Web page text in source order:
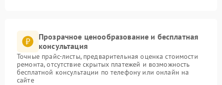
Прозрачное ценообразование и бесплатная
консультация
Точные прайс-листы, предварительная оценка стоимости
ремонта, отсутствие скрытых платежей и возможность
бесплатной консультации по телефону или онлайн на
сайте